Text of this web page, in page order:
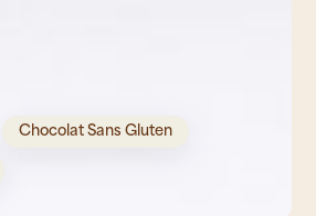
Chocolat Sans Gluten